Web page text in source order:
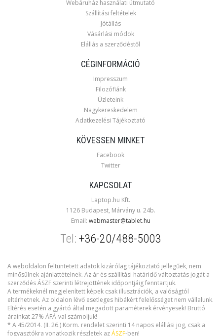
Webáruház használati útmutató
Szállítási feltételek
Jótállás
Vásárlási módok
Elállás a szerződéstől
CÉGINFORMÁCIÓ
Impresszum
Filozófiánk
Üzleteink
Nagykereskedelem
Adatkezelési Tájékoztató
KÖVESSEN MINKET
Facebook
Twitter
KAPCSOLAT
Laptop.hu Kft.
1126 Budapest, Márvány u. 24b.
Email: webmaster@tablet.hu
Tel: +36-20/488-5003
A weboldalon feltüntetett adatok kizárólag tájékoztató jellegűek, nem
minősülnek ajánlattételnek. Az ár és szállítási határidő változtatás jogát a
szerződés ÁSZF szerinti létrejöttének időpontjáig fenntartjuk.
A termékeknél megjelenített képek csak illusztrációk, a valóságtól
eltérhetnek. Az oldalon lévő esetleges hibákért felelősséget nem vállalunk.
Eltérés esetén a gyártó által megadott paraméterek érvényesek! Bruttó
árainkat 27% ÁFÁ-val számoljuk!
* A 45/2014. (II. 26.) Korm. rendelet szerinti 14 napos elállási jog, csak a
fogyasztókra vonatkozik részletek azÁSZF-ben!